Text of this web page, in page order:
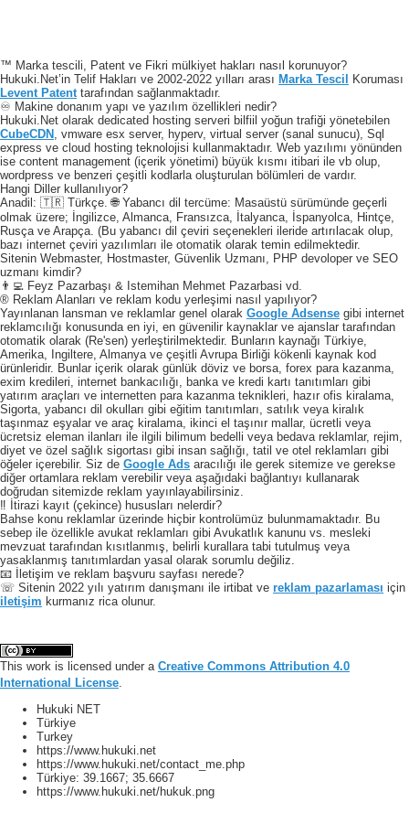
™ Marka tescili, Patent ve Fikri mülkiyet hakları nasıl korunuyor?
Hukuki.Net’in Telif Hakları ve 2002-2022 yılları arası Marka Tescil Koruması
Levent Patent tarafından sağlanmaktadır.
♾️ Makine donanım yapı ve yazılım özellikleri nedir?
Hukuki.Net olarak dedicated hosting serveri bilfiil yoğun trafiği yönetebilen
CubeCDN , vmware esx server, hyperv, virtual server (sanal sunucu), Sql
express ve cloud hosting teknolojisi kullanmaktadır. Web yazılımı yönünden
ise content management (içerik yönetimi) büyük kısmı itibari ile vb olup,
wordpress ve benzeri çeşitli kodlarla oluşturulan bölümleri de vardır.
Hangi Diller kullanılıyor?
Anadil: 🇹🇷 Türkçe. 🌐 Yabancı dil tercüme: Masaüstü sürümünde geçerli
olmak üzere; İngilizce, Almanca, Fransızca, İtalyanca, İspanyolca, Hintçe,
Rusça ve Arapça. (Bu yabancı dil çeviri seçenekleri ileride artırılacak olup,
bazı internet çeviri yazılımları ile otomatik olarak temin edilmektedir.
Sitenin Webmaster, Hostmaster, Güvenlik Uzmanı, PHP devoloper ve SEO
uzmanı kimdir?
👨‍💻 Feyz Pazarbaşı & Istemihan Mehmet Pazarbasi vd.
® Reklam Alanları ve reklam kodu yerleşimi nasıl yapılıyor?
Yayınlanan lansman ve reklamlar genel olarak Google Adsense gibi internet
reklamcılığı konusunda en iyi, en güvenilir kaynaklar ve ajanslar tarafından
otomatik olarak (Re'sen) yerleştirilmektedir. Bunların kaynağı Türkiye,
Amerika, Ingiltere, Almanya ve çeşitli Avrupa Birliği kökenli kaynak kod
ürünleridir. Bunlar içerik olarak günlük döviz ve borsa, forex para kazanma,
exim kredileri, internet bankacılığı, banka ve kredi kartı tanıtımları gibi
yatırım araçları ve internetten para kazanma teknikleri, hazır ofis kiralama,
Sigorta, yabancı dil okulları gibi eğitim tanıtımları, satılık veya kiralık
taşınmaz eşyalar ve araç kiralama, ikinci el taşınır mallar, ücretli veya
ücretsiz eleman ilanları ile ilgili bilimum bedelli veya bedava reklamlar, rejim,
diyet ve özel sağlık sigortası gibi insan sağlığı, tatil ve otel reklamları gibi
öğeler içerebilir. Siz de Google Ads aracılığı ile gerek sitemize ve gerekse
diğer ortamlara reklam verebilir veya aşağıdaki bağlantıyı kullanarak
doğrudan sitemizde reklam yayınlayabilirsiniz.
‼️ İtirazi kayıt (çekince) hususları nelerdir?
Bahse konu reklamlar üzerinde hiçbir kontrolümüz bulunmamaktadır. Bu
sebep ile özellikle avukat reklamları gibi Avukatlık kanunu vs. mesleki
mevzuat tarafından kısıtlanmış, belirli kurallara tabi tutulmuş veya
yasaklanmış tanıtımlardan yasal olarak sorumlu değiliz.
📧 İletişim ve reklam başvuru sayfası nerede?
☏ Sitenin 2022 yılı yatırım danışmanı ile irtibat ve reklam pazarlaması için
iletişim kurmanız rica olunur.
This work is licensed under a Creative Commons Attribution 4.0
International License
Hukuki NET
Türkiye
Turkey
https://www.hukuki.net
https://www.hukuki.net/contact_me.php
Türkiye: 39.1667; 35.6667
https://www.hukuki.net/hukuk.png